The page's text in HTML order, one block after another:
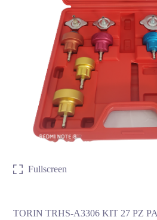
Fullscreen
TORIN TRHS-A3306 KIT 27 PZ